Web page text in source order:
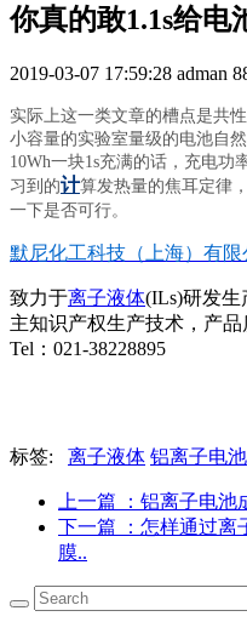
你真的敢1.1s给电
2019-03-07 17:59:28 adman
实际上这一类文章的槽点是共
小容量的实验室量级的电池自
10Wh一块1s充满的话，充电功
习到的计算发热量的焦耳定律
一下是否可行。
默尼化工科技（上海）有限
致力于离子液体(ILs)研发生
主知识产权生产技术，产
Tel：021-38228895
标签: 离子液体 铝离子电池
上一篇
：铝离子电池
下一篇
：怎样通过
膜..